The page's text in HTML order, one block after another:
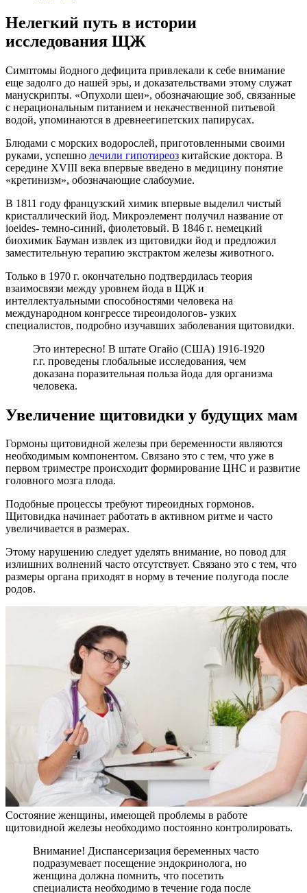
Нелегкий путь в истории
исследования ЩЖ
Симптомы йодного дефицита привлекали к себе внимание
еще задолго до нашей эры, и доказательствами этому служат
манускрипты. «Опухоли шеи», обозначающие зоб, связанные
с нерациональным питанием и некачественной питьевой
водой, упоминаются в древнеегипетских папирусах.
Блюдами с морских водорослей, приготовленными своими
руками, успешно лечили гипотиреоз китайские доктора. В
середине ХVIII века впервые введено в медицину понятие
«кретинизм», обозначающие слабоумие.
В 1811 году французский химик впервые выделил чистый
кристаллический йод. Микроэлемент получил название от
ioeides- темно-синий, фиолетовый. В 1846 г. немецкий
биохимик Бауман извлек из щитовидки йод и предложил
заместительную терапию экстрактом железы животного.
Только в 1970 г. окончательно подтвердилась теория
взаимосвязи между уровнем йода в ЩЖ и
интеллектуальными способностями человека на
международном конгрессе тиреоидологов- узких
специалистов, подробно изучавших заболевания щитовидки.
Это интересно! В штате Огайо (США) 1916-1920
г.г. проведены глобальные исследования, чем
доказана поразительная польза йода для организма
человека.
Увеличение щитовидки у будущих мам
Гормоны щитовидной железы при беременности являются
необходимым компонентом. Связано это с тем, что уже в
первом триместре происходит формирование ЦНС и развитие
головного мозга плода.
Подобные процессы требуют тиреоидных гормонов.
Щитовидка начинает работать в активном ритме и часто
увеличивается в размерах.
Этому нарушению следует уделять внимание, но повод для
излишних волнений часто отсутствует. Связано это с тем, что
размеры органа приходят в норму в течение полугода после
родов.
Состояние женщины, имеющей проблемы в работе
щитовидной железы необходимо постоянно контролировать.
Внимание! Диспансеризация беременных часто
подразумевает посещение эндокринолога, но
женщина должна помнить, что посетить
специалиста необходимо в течение года после